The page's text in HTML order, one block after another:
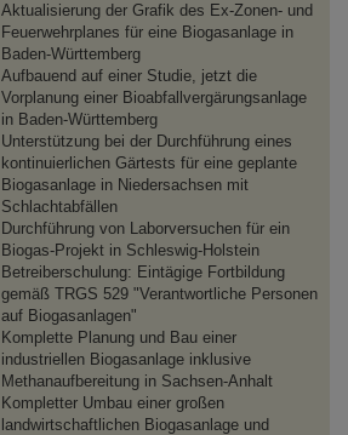
Aktualisierung der Grafik des Ex-Zonen- und
Feuerwehrplanes für eine Biogasanlage in
Baden-Württemberg
Aufbauend auf einer Studie, jetzt die
Vorplanung einer Bioabfallvergärungsanlage
in Baden-Württemberg
Unterstützung bei der Durchführung eines
kontinuierlichen Gärtests für eine geplante
Biogasanlage in Niedersachsen mit
Schlachtabfällen
Durchführung von Laborversuchen für ein
Biogas-Projekt in Schleswig-Holstein
Betreiberschulung: Eintägige Fortbildung
gemäß TRGS 529 "Verantwortliche Personen
auf Biogasanlagen"
Komplette Planung und Bau einer
industriellen Biogasanlage inklusive
Methanaufbereitung in Sachsen-Anhalt
Kompletter Umbau einer großen
landwirtschaftlichen Biogasanlage und